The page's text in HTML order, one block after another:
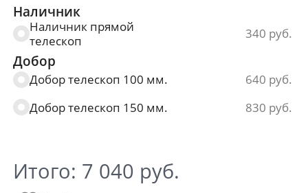
Наличник
Наличник прямой
телескоп
340
Добор
Добор телескоп 100 мм.
640
Добор телескоп 150 мм.
830
Итого: 7 040 руб.